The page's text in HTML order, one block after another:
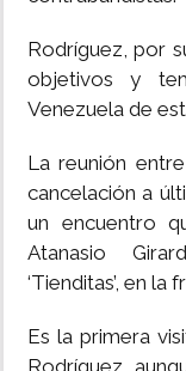
Rodríguez, por
objetivos y
Venezuela de
La reunión
cancelación a
un encuentro
Atanasio
‘Tienditas’, en la
Es la primera